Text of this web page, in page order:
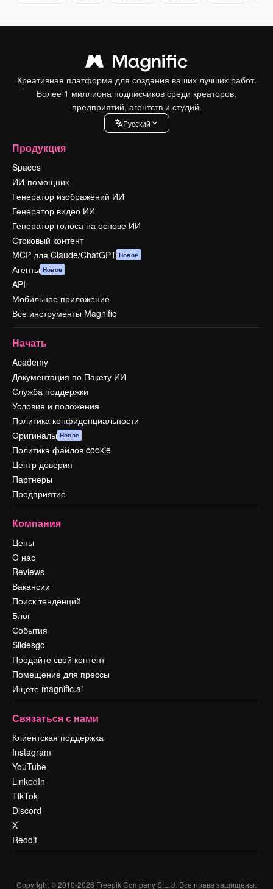
Креативная платформа для создания ваших лучших работ.
Более 1 миллиона подписчиков среди креаторов,
предприятий, агентств и студий.
Pусский
Продукция
Spaces
ИИ-помощник
Генератор изображений ИИ
Генератор видео ИИ
Генератор голоса на основе ИИ
Стоковый контент
MCP для Claude/ChatGPT Новое
Агенты Новое
API
Мобильное приложение
Все инструменты Magnific
Начать
Academy
Документация по Пакету ИИ
Служба поддержки
Условия и положения
Политика конфиденциальности
Оригиналы Новое
Политика файлов cookie
Центр доверия
Партнеры
Предприятие
Компания
Цены
О нас
Reviews
Вакансии
Поиск тенденций
Блог
События
Slidesgo
Продайте свой контент
Помещение для прессы
Ищете magnific.ai
Связаться с нами
Клиентская поддержка
Instagram
YouTube
LinkedIn
TikTok
Discord
X
Reddit
Copyright © 2010-2026 Freepik Company S.L.U. Все права защищены.